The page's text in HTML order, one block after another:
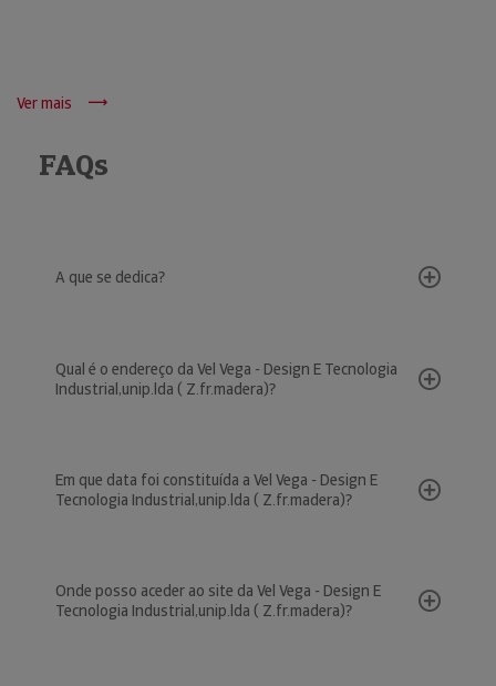
Ver mais
FAQs
A que se dedica?
Qual é o endereço da Vel Vega - Design E Tecnologia
Industrial,unip.lda ( Z.fr.madera)?
Em que data foi constituída a Vel Vega - Design E
Tecnologia Industrial,unip.lda ( Z.fr.madera)?
Onde posso aceder ao site da Vel Vega - Design E
Tecnologia Industrial,unip.lda ( Z.fr.madera)?